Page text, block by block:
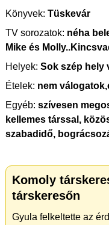
Könyvek: Tüskevár
TV sorozatok: néha
Mike és
Helyek: Sok szép hely
Ételek: nem
Egyéb: szívesen
kellemes társsal,
szabadidő,
Komoly
társkeresőn
Gyula felkeltette az